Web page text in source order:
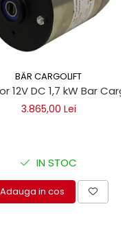
Bar Cargolift
BÄR CARGOLIFT
12V DC 1,7 kW Bar
3.865,00 Lei
IN STOC
Adauga in cos